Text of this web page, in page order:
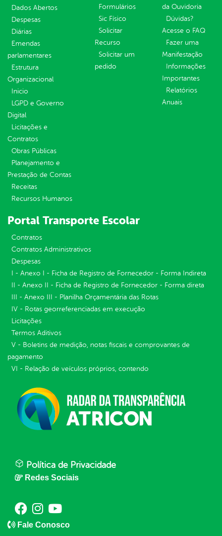
Dados Abertos
Despesas
Diárias
Emendas
parlamentares
Estrutura
Organizacional
Inicio
LGPD e Governo
Digital
Licitações e
Contratos
Obras Públicas
Planejamento e
Prestação de Contas
Receitas
Recursos Humanos
Formulários
Sic Físico
Solicitar
Recurso
Solicitar um
pedido
da Ouvidoria
Dúvidas?
Acesse o FAQ
Fazer uma
Manifestação
Informações
Importantes
Relatórios
Anuais
Portal Transporte Escolar
Contratos
Contratos Administrativos
Despesas
I - Anexo I - Ficha de Registro de Fornecedor - Forma Indireta
II - Anexo II - Ficha de Registro de Fornecedor - Forma direta
III - Anexo III - Planilha Orçamentária das Rotas
IV - Rotas georreferenciadas em execução
Licitações
Termos Aditivos
V - Boletins de medição, notas fiscais e comprovantes de
pagamento
VI - Relação de veículos próprios, contendo
Política de Privacidade
Redes Sociais
Fale Conosco